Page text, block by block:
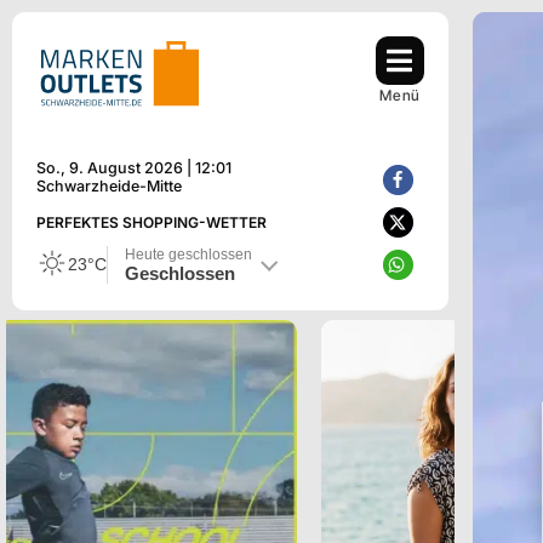
Zum
Inhalt
springen
Menü
So., 9. August 2026 | 12:01
Schwarzheide-Mitte
PERFEKTES SHOPPING-WETTER
23°C
Heute geschlossen
Geschlossen